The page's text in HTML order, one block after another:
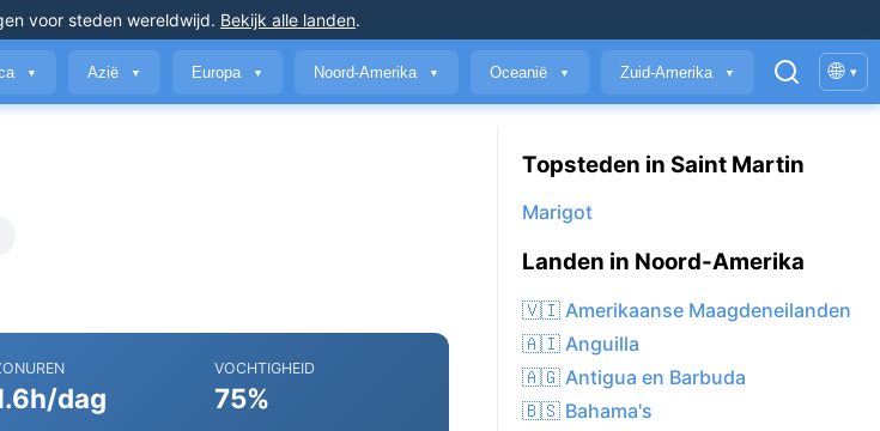
voor steden wereldwijd. Bekijk alle landen.
▼ Azië ▼ Europa ▼ Noord-Amerika ▼ Oceanië ▼ Zuid-Amerika ▼ 🌐 ▾
dag
VOCHTIGHEID
75%
Topsteden in Saint Martin
Marigot
Landen in Noord-Amerika
🇻🇮 Amerikaanse Maagdeneilanden
🇦🇮 Anguilla
🇦🇬 Antigua en Barbuda
🇧🇸 Bahama's